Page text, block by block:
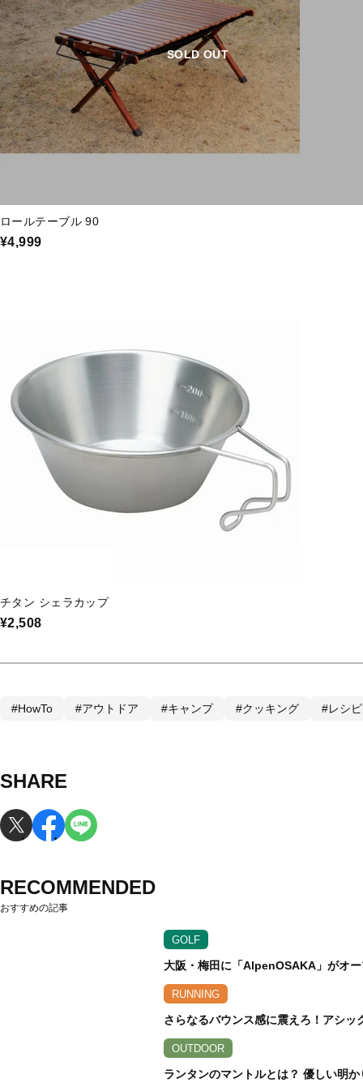
SOLD OUT
ロールテーブル 90
¥4,999
チタン シェラカップ
¥2,508
#HowTo #アウトドア #キャンプ #クッキング #レシピ
SHARE
RECOMMENDED
おすすめの記事
GOLF
大阪・梅田に「AlpenOSAKA」がオ
RUNNING
さらなるバウンス感に震えろ！アシ
OUTDOOR
ランタンのマントルとは？ 優しい明